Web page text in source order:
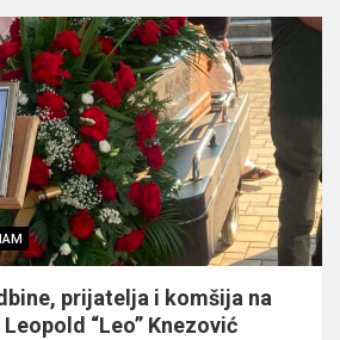
prijatelja i komšija na
“Leo” Knezović